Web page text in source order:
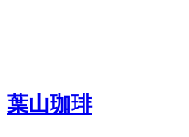
葉山珈琲